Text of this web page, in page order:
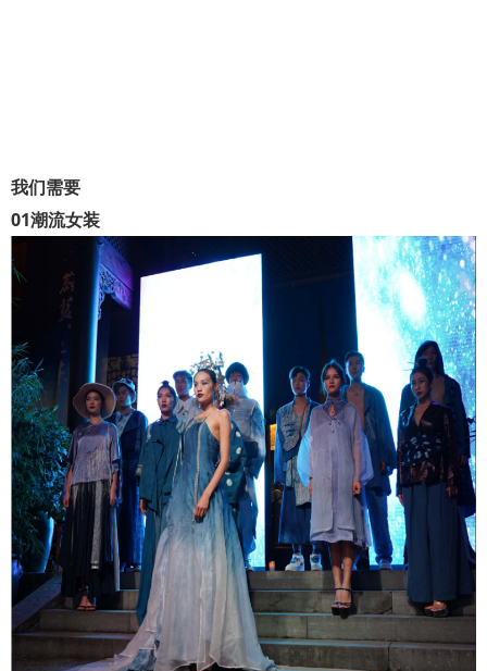
我们需要
01潮流女装